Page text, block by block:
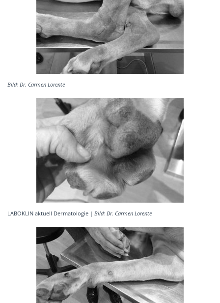
Bild: Dr. Carmen Lorente
LABOKLIN aktuell Dermatologie | Bild: Dr. Carmen Lorente